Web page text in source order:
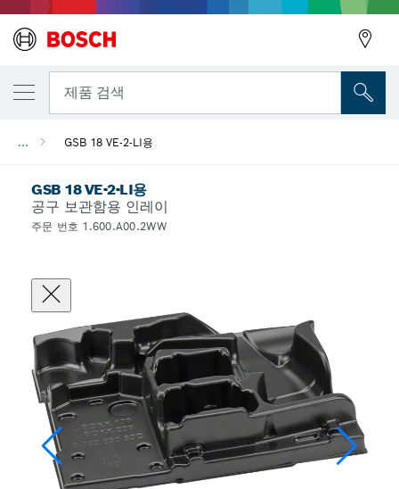
제품 검색
... GSB 18 VE-2-LI용
GSB 18 VE-2-LI용
공구 보관함용 인레이
주문 번호 1.600.A00.2WW